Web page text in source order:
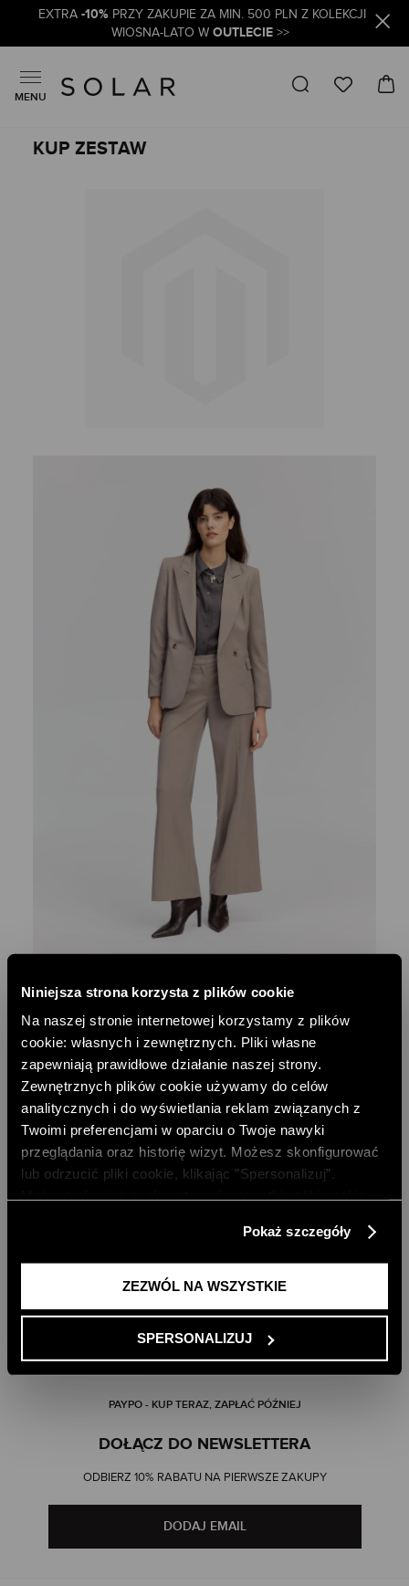
Niniejsza strona korzysta z plików cookie
Na naszej stronie internetowej korzystamy z plików
cookie: własnych i zewnętrznych. Pliki własne
zapewniają prawidłowe działanie naszej strony.
Zewnętrznych plików cookie używamy do celów
analitycznych i do wyświetlania reklam związanych z
Twoimi preferencjami w oparciu o Twoje nawyki
przeglądania oraz historię wizyt. Możesz skonfigurować
lub odrzucić pliki cookie, klikając ”Spersonalizuj”.
Polityce Prywatności
Pokaż szczegóły
ZEZWÓL NA WSZYSTKIE
SPERSONALIZUJ
EXTRA -10% PRZY ZAKUPIE ZA MIN. 500 PLN Z KOLEKCJI
WIOSNA-LATO W OUTLECIE>>
MENU
KUP ZESTAW
JEDNORZĘDOWA MARYNARKA
429,00 PLN
DARMOWA DOSTAWA DO SKLEPU DARMOWA DOSTAWA OD 499 ZŁ
PAYPO - KUP TERAZ, ZAPŁAĆ PÓŹNIEJ
DOŁĄCZ DO NEWSLETTERA
ODBIERZ 10% RABATU NA PIERWSZE ZAKUPY
DODAJ EMAIL